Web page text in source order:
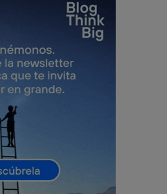
a la conexión que utilizas
a la conexión de internet, por
conecte su dispositivo y
recibirá el mismo
de banda ancha
realizará en función de las
de los miembros del hogar
, el marketing será más
basará únicamente en la
móvil.